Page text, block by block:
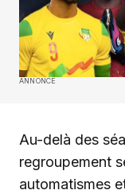
ANNONCE
Au-delà des
regroupement
automatismes